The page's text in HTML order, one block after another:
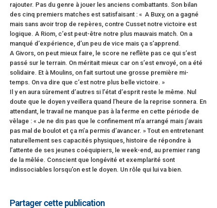
rajouter. Pas du genre à jouer les anciens combattants. Son bilan
des cinq premiers matches est satisfaisant : « A Buxy, on a gagné
mais sans avoir trop de repères, contre Cusset notre victoire est
logique. A Riom, c’est peut-être notre plus mauvais match. On a
manqué d’expérience, d’un peu de vice mais ça s’apprend.
A Givors, on peut mieux faire, le score ne reflète pas ce qui s’est
passé sur le terrain. On méritait mieux car on s’est envoyé, on a été
solidaire. Et à Moulins, on fait surtout une grosse première mi-
temps. On va dire que c’est notre plus belle victoire. »
Il y en aura sûrement d’autres si l’état d’esprit reste le même. Nul
doute que le doyen y veillera quand l’heure de la reprise sonnera. En
attendant, le travail ne manque pas à la ferme en cette période de
vêlage : « Je ne dis pas que le confinement m’a arrangé mais j’avais
pas mal de boulot et ça m’a permis d’avancer. » Tout en entretenant
naturellement ses capacités physiques, histoire de répondre à
l’attente de ses jeunes coéquipiers, le week-end, au premier rang
de la mêlée. Conscient que longévité et exemplarité sont
indissociables lorsqu’on est le doyen. Un rôle qui lui va bien.
Partager cette publication